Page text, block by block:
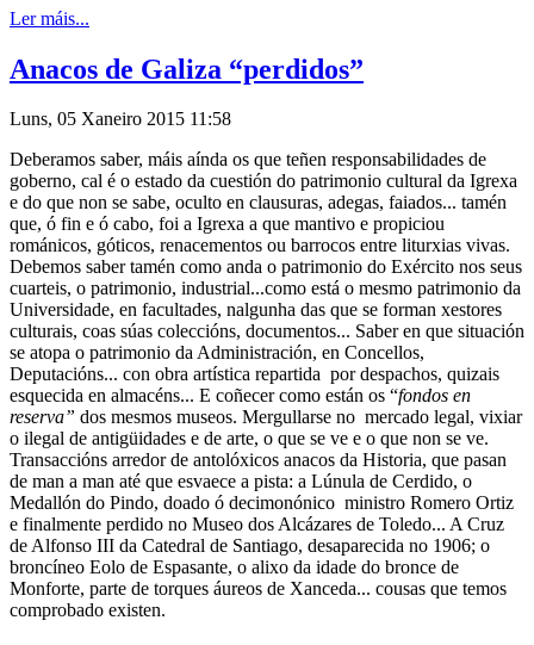
Ler máis...
Anacos de Galiza “perdidos”
Luns, 05 Xaneiro 2015 11:58
Deberamos saber, máis aínda os que teñen responsabilidades de
goberno, cal é o estado da cuestión do patrimonio cultural da Igrexa
e do que non se sabe, oculto en clausuras, adegas, faiados... tamén
que, ó fin e ó cabo, foi a Igrexa a que mantivo e propiciou
románicos, góticos, renacementos ou barrocos entre liturxias vivas.
Debemos saber tamén como anda o patrimonio do Exército nos seus
cuarteis, o patrimonio, industrial...como está o mesmo patrimonio da
Universidade, en facultades, nalgunha das que se forman xestores
culturais, coas súas coleccións, documentos... Saber en que situación
se atopa o patrimonio da Administración, en Concellos,
Deputacións... con obra artística repartida por despachos, quizais
esquecida en almacéns... E coñecer como están os “fondos en
reserva” dos mesmos museos. Mergullarse no mercado legal, vixiar
o ilegal de antigüidades e de arte, o que se ve e o que non se ve.
Transaccións arredor de antolóxicos anacos da Historia, que pasan
de man a man até que esvaece a pista: a Lúnula de Cerdido, o
Medallón do Pindo, doado ó decimonónico ministro Romero Ortiz
e finalmente perdido no Museo dos Alcázares de Toledo... A Cruz
de Alfonso III da Catedral de Santiago, desaparecida no 1906; o
broncíneo Eolo de Espasante, o alixo da idade do bronce de
Monforte, parte de torques áureos de Xanceda... cousas que temos
comprobado existen.